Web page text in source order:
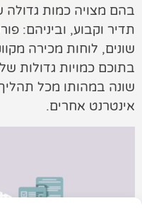
רשתות חברתיות
שיווק לאתרי
סחר
קייס סטאדי
תיק עבודות
בהם מצויה כמות גדולה
תדיר וקבוע, וביניהם:
שונים, לוחות מכירה
בתוכם כמויות גדולות
שונה במהותו מכל
אינטרנט אחרים.